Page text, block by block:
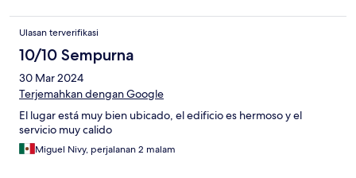
Ulasan terverifikasi
10/10 Sempurna
30 Mar 2024
Terjemahkan dengan Google
El lugar está muy bien ubicado, el edificio es hermoso y el
servicio muy calido
Miguel Nivy, perjalanan 2 malam